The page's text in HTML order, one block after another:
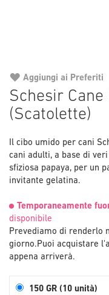
Schesir Cane
(Scatolette)
Il cibo umido per cani
cani adulti, a base di
sfiziosa papaya, per un
invitante gelatina.
Temporaneamente
disponibile
Prevediamo di renderlo
giorno.Puoi acquistare
appena arriverà.
150 GR (10 unità)
Aggiungi ai Preferiti
di